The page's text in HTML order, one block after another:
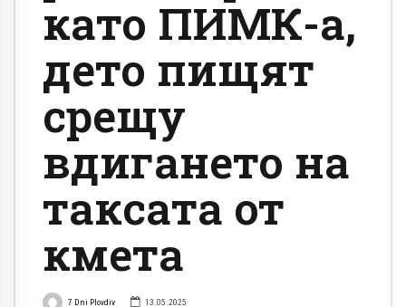
като ПИМК-а,
дето пищят
срещу
вдигането на
таксата от
кмета
7 Dni Plovdiv 13.05.2025